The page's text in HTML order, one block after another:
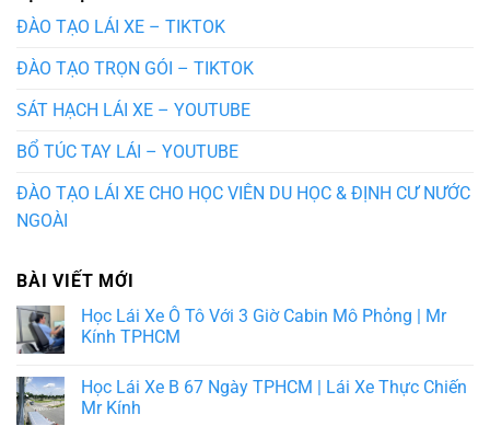
ĐÀO TẠO LÁI XE – TIKTOK
ĐÀO TẠO TRỌN GÓI – TIKTOK
SÁT HẠCH LÁI XE – YOUTUBE
BỔ TÚC TAY LÁI – YOUTUBE
ĐÀO TẠO LÁI XE CHO HỌC VIÊN DU HỌC & ĐỊNH CƯ NƯỚC
NGOÀI
BÀI VIẾT MỚI
Học Lái Xe Ô Tô Với 3 Giờ Cabin Mô Phỏng | Mr
Kính TPHCM
Học Lái Xe B 67 Ngày TPHCM | Lái Xe Thực Chiến
Mr Kính